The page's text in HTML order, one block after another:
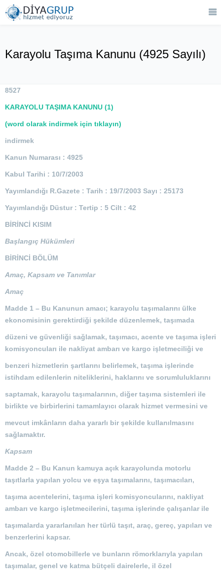
Karayolu Taşıma Kanunu (4925 Sayılı)
8527
KARAYOLU TAŞIMA KANUNU (1)
(word olarak indirmek için tıklayın)
indirmek
Kanun Numarası : 4925
Kabul Tarihi : 10/7/2003
Yayımlandığı R.Gazete : Tarih : 19/7/2003 Sayı : 25173
Yayımlandığı Düstur : Tertip : 5 Cilt : 42
BİRİNCİ KISIM
Başlangıç Hükümleri
BİRİNCİ BÖLÜM
Amaç, Kapsam ve Tanımlar
Amaç
Madde 1 – Bu Kanunun amacı; karayolu taşımalarını ülke
ekonomisinin gerektirdiği şekilde düzenlemek, taşımada
düzeni ve güvenliği sağlamak, taşımacı, acente ve taşıma işleri
komisyoncuları ile nakliyat ambarı ve kargo işletmeciliği ve
benzeri hizmetlerin şartlarını belirlemek, taşıma işlerinde
istihdam edilenlerin niteliklerini, haklarını ve sorumluluklarını
saptamak, karayolu taşımalarının, diğer taşıma sistemleri ile
birlikte ve birbirlerini tamamlayıcı olarak hizmet vermesini ve
mevcut imkânların daha yararlı bir şekilde kullanılmasını
sağlamaktır.
Kapsam
Madde 2 – Bu Kanun kamuya açık karayolunda motorlu
taşıtlarla yapılan yolcu ve eşya taşımalarını, taşımacıları,
taşıma acentelerini, taşıma işleri komisyoncularını, nakliyat
ambarı ve kargo işletmecilerini, taşıma işlerinde çalışanlar ile
taşımalarda yararlanılan her türlü taşıt, araç, gereç, yapıları ve
benzerlerini kapsar.
Ancak, özel otomobillerle ve bunların römorklarıyla yapılan
taşımalar, genel ve katma bütçeli dairelerle, il özel